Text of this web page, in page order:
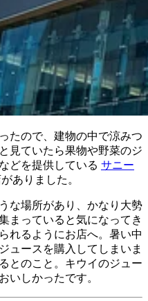
たので、建物の中で涼みつ
見ていたら果物や野菜のジ
どを提供している サニー
ありました。
な場所があり、かなり大勢
まっていると気になってき
れるようにお店へ。暑い中
ュースを購入してしまいま
とのこと。キウイのジュー
いしかったです。